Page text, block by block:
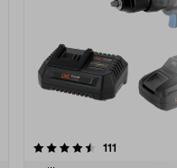
111
4.5 av 5 stjerner